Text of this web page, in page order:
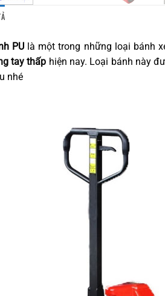
PUlà một trong những loại bánh
tay thấp hiện nay. Loại bánh này
nhé